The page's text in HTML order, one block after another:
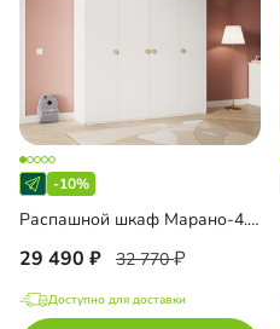
-10%
Распашной шкаф Марано-4.1.1
29 490 32 770
Доступно для доставки